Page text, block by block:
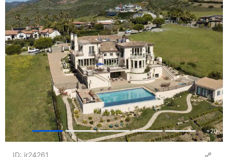
+20
ID: ir24261